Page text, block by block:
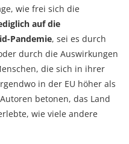
wie frei sich die
auf die
Pandemie, sei es durch
durch die Auswirkungen
die sich in ihrer
in der EU höher als
betonen, das Land
wie viele andere